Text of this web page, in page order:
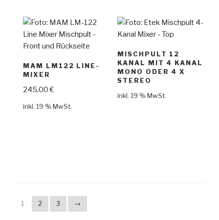
MAM LM122 LINE-
MIXER
245,00€
inkl. 19 % MwSt.
MISCHPULT 12
KANAL MIT 4 KANAL
MONO ODER 4 X
STEREO
inkl. 19 % MwSt.
1 2 3 →